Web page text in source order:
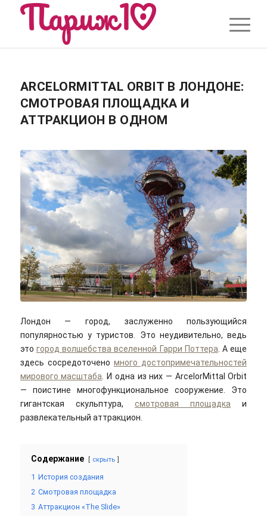
ARCELORMITTAL ORBIT В ЛОНДОНЕ:
СМОТРОВАЯ ПЛОЩАДКА И
АТТРАКЦИОН В ОДНОМ
Лондон — город, заслуженно пользующийся
популярностью у туристов. Это неудивительно, ведь
это город волшебства вселенной Гарри Поттера . А еще
здесь сосредоточеномного достопримечательностей
мирового масштаба . И одна из них — ArcelorMittal Orbit
— поистине многофункциональное сооружение. Это
гигантская скульптура, смотровая площадка и
развлекательный аттракцион.
Содержание скрыть
1 История создания
2 Смотровая площадка
3 Аттракцион «The Slide»